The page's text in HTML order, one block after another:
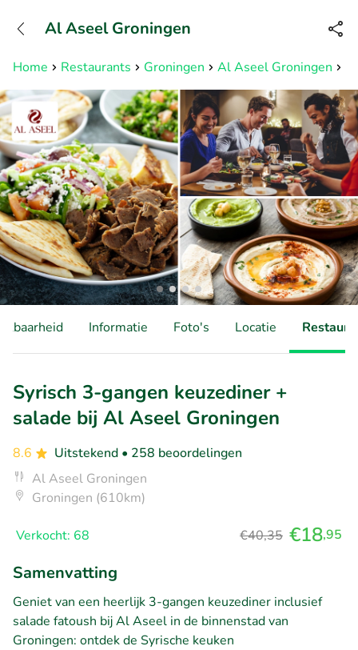
Bereikbaar tot 23:00 uur
Home Restaurants Groningen Al Aseel Groningen
Al Aseel Groningen
Informatie Foto's Locatie
Syrisch 3-gangen keuzediner +
salade bij Al Aseel Groningen
8.6 Uitstekend • 258 beoordelingen
Al Aseel Groningen
Groningen (610km)
Verkocht: 68 €40,35 €18,95
Samenvatting
Geniet van een heerlijk 3-gangen keuzediner inclusief
salade fatoush bij Al Aseel in de binnenstad van
Groningen: ontdek de Syrische keuken